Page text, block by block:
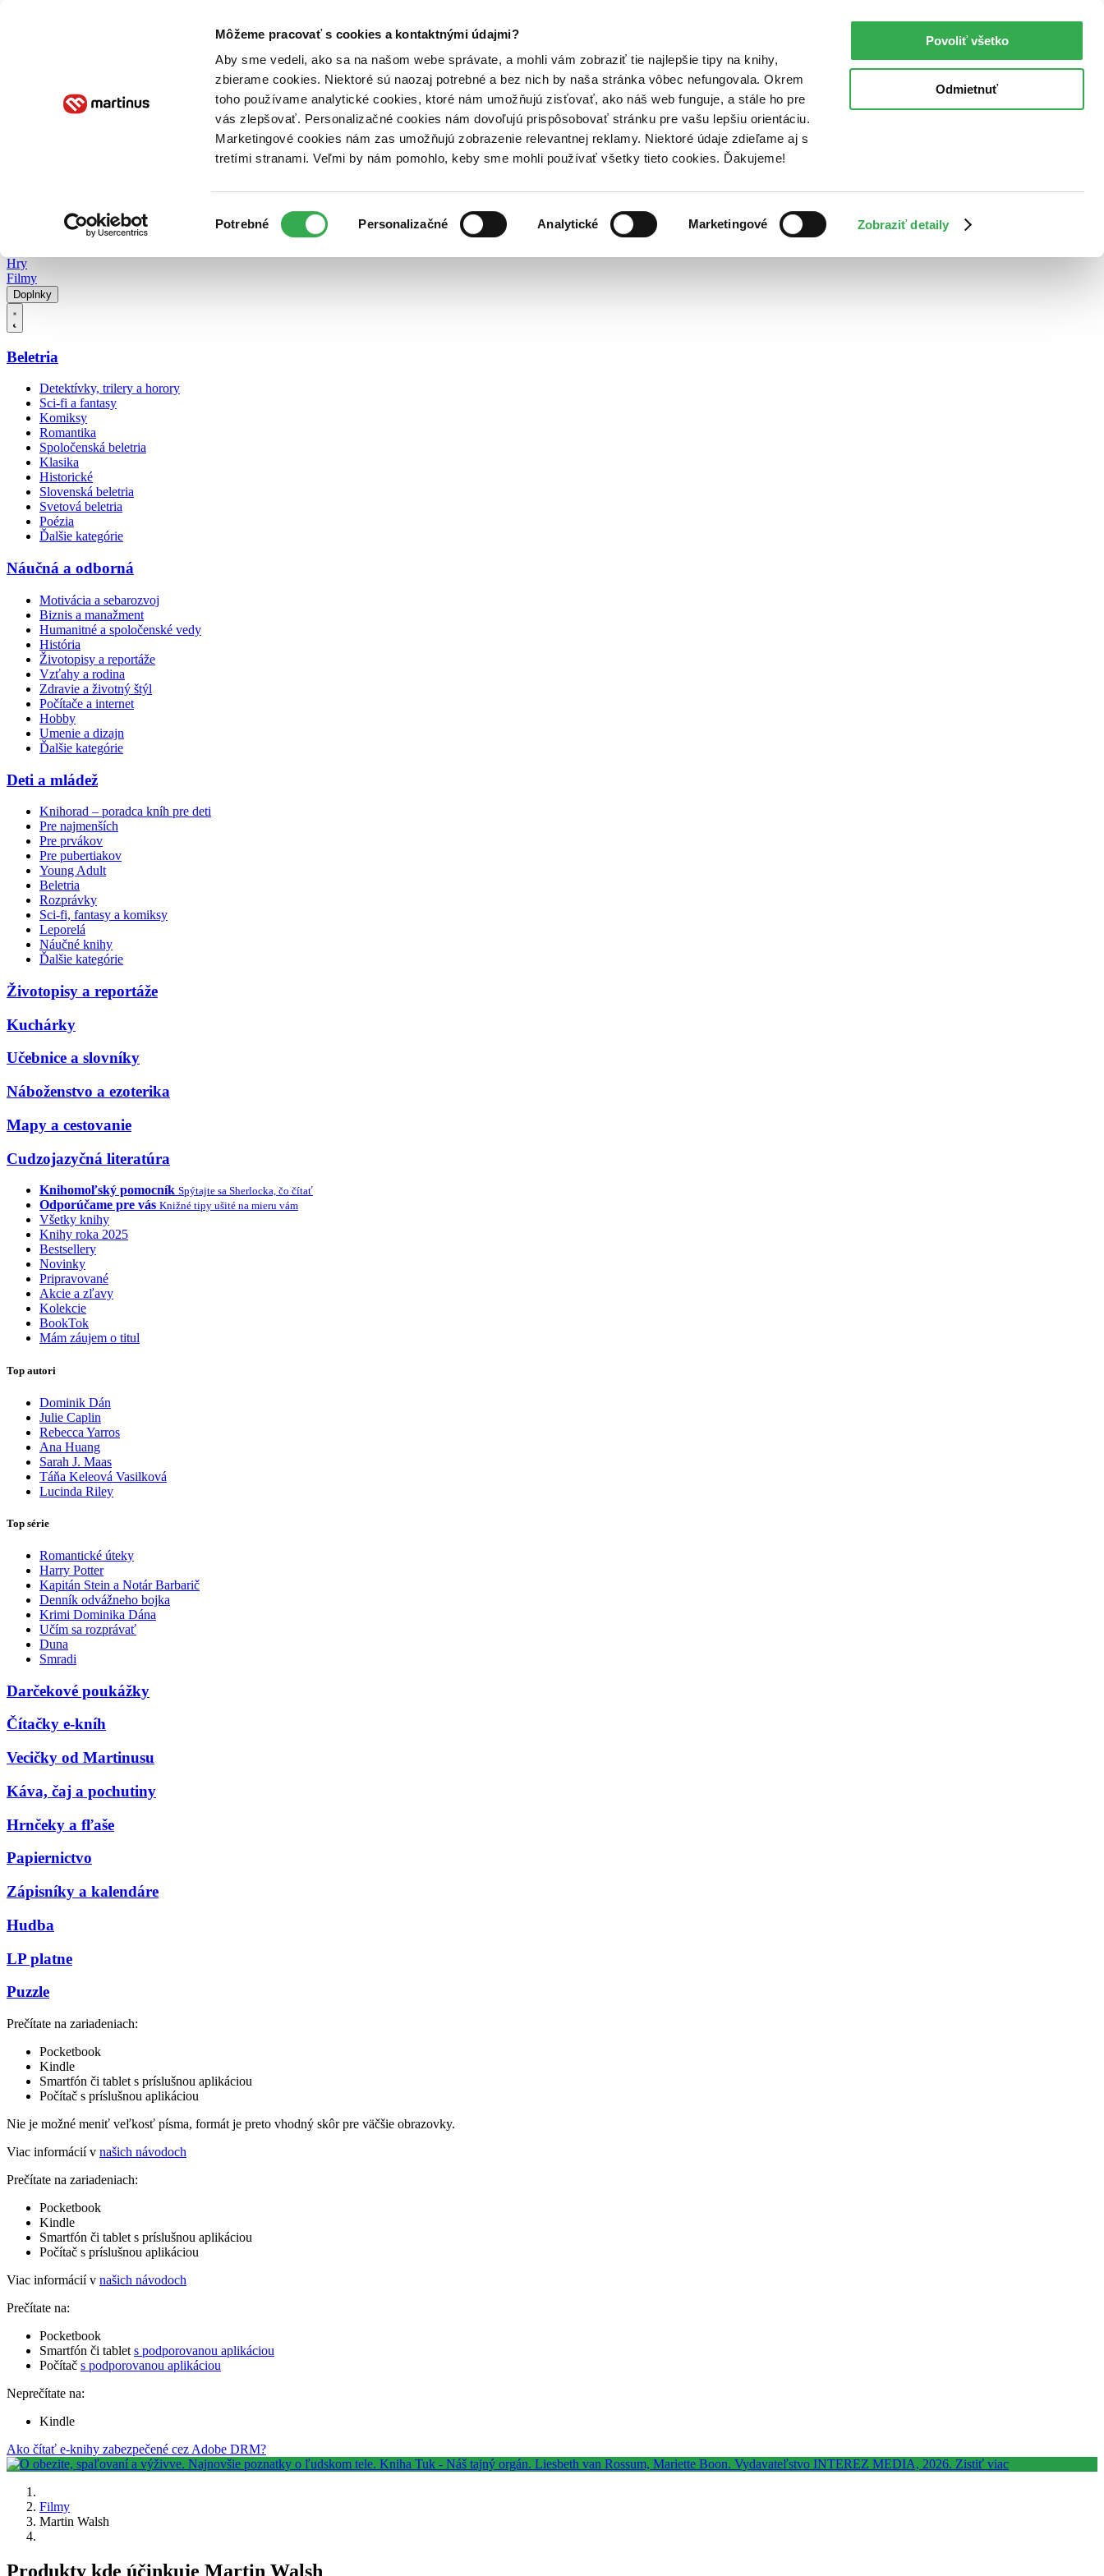
Môžeme pracovať s cookies a kontaktnými údajmi?
Aby sme vedeli, ako sa na našom webe správate, a mohli vám zobraziť tie najlepšie tipy na knihy,
zbierame cookies. Niektoré sú naozaj potrebné a bez nich by naša stránka vôbec nefungovala. Okrem
toho používame analytické cookies, ktoré nám umožňujú zisťovať, ako náš web funguje, a stále ho pre
vás zlepšovať. Personalizačné cookies nám dovoľujú prispôsobovať stránku pre vašu lepšiu orientáciu.
Marketingové cookies nám zas umožňujú zobrazenie relevantnej reklamy. Niektoré údaje zdieľame aj s
tretími stranami. Veľmi by nám pomohlo, keby sme mohli používať všetky tieto cookies. Ďakujeme!
súhlasu
Potrebné Personalizačné Analytické Marketingové Zobraziť detaily
Povoliť všetko
Odmietnuť
Poukážky Kontakt
Hry
Filmy
Doplnky
Beletria
Detektívky, trilery a horory
Sci-fi a fantasy
Komiksy
Romantika
Spoločenská beletria
Klasika
Historické
Slovenská beletria
Svetová beletria
Poézia
Ďalšie kategórie
Náučná a odborná
Motivácia a sebarozvoj
Biznis a manažment
Humanitné a spoločenské vedy
História
Životopisy a reportáže
Vzťahy a rodina
Zdravie a životný štýl
Počítače a internet
Hobby
Umenie a dizajn
Ďalšie kategórie
Deti a mládež
Knihorad – poradca kníh pre deti
Pre najmenších
Pre prvákov
Pre pubertiakov
Young Adult
Beletria
Rozprávky
Sci-fi, fantasy a komiksy
Leporelá
Náučné knihy
Ďalšie kategórie
Životopisy a reportáže
Kuchárky
Učebnice a slovníky
Náboženstvo a ezoterika
Mapy a cestovanie
Cudzojazyčná literatúra
Knihomoľský pomocník Spýtajte sa Sherlocka, čo čítať
Odporúčame pre vás Knižné tipy ušité na mieru vám
Všetky knihy
Knihy roka 2025
Bestsellery
Novinky
Pripravované
Akcie a zľavy
Kolekcie
BookTok
Mám záujem o titul
Top autori
Dominik Dán
Julie Caplin
Rebecca Yarros
Ana Huang
Sarah J. Maas
Táňa Keleová Vasilková
Lucinda Riley
Top série
Romantické úteky
Harry Potter
Kapitán Stein a Notár Barbarič
Denník odvážneho bojka
Krimi Dominika Dána
Učím sa rozprávať
Duna
Smradi
Darčekové poukážky
Čítačky e-kníh
Vecičky od Martinusu
Káva, čaj a pochutiny
Hrnčeky a fľaše
Papiernictvo
Zápisníky a kalendáre
Hudba
LP platne
Puzzle
Prečítate na zariadeniach:
Pocketbook
Kindle
Smartfón či tablet s príslušnou aplikáciou
Počítač s príslušnou aplikáciou
Nie je možné meniť veľkosť písma, formát je preto vhodný skôr pre väčšie obrazovky.
Viac informácií v našich návodoch
Prečítate na zariadeniach:
Pocketbook
Kindle
Smartfón či tablet s príslušnou aplikáciou
Počítač s príslušnou aplikáciou
Viac informácií v našich návodoch
Prečítate na:
Pocketbook
Smartfón či tablet s podporovanou aplikáciou
Počítač s podporovanou aplikáciou
Neprečítate na:
Kindle
Ako čítať e-knihy zabezpečené cez Adobe DRM?
Filmy
Martin Walsh
Produkty kde účinkuje Martin Walsh